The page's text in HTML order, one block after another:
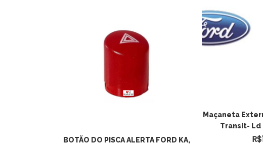
BOTÃO DO PISCA ALERTA FORD KA,
Maçaneta
Transit- Ld
R$